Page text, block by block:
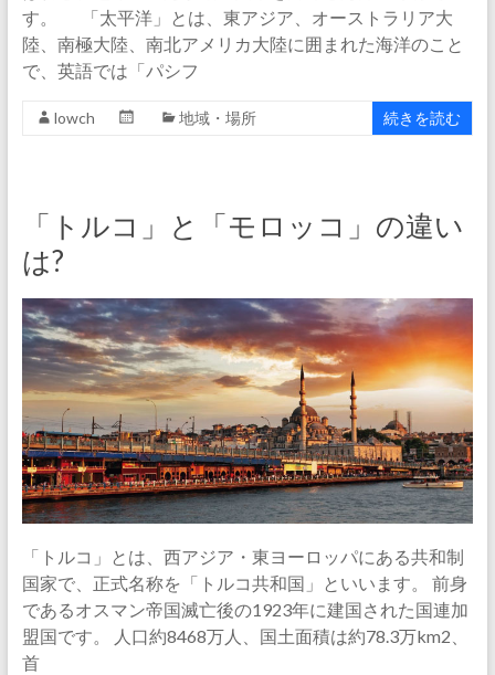
す。 「太平洋」とは、東アジア、オーストラリア大
陸、南極大陸、南北アメリカ大陸に囲まれた海洋のこと
で、英語では「パシフ
lowch 地域・場所 続きを読む
「トルコ」と「モロッコ」の違い
は?
「トルコ」とは、西アジア・東ヨーロッパにある共和制
国家で、正式名称を「トルコ共和国」といいます。 前身
であるオスマン帝国滅亡後の1923年に建国された国連加
盟国です。 人口約8468万人、国土面積は約78.3万km2、
首